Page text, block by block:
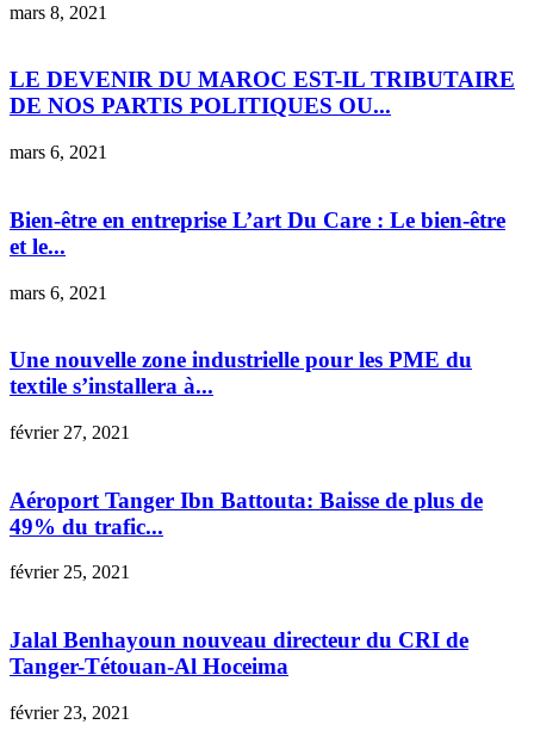
mars 8, 2021
LE DEVENIR DU MAROC EST-IL TRIBUTAIRE
DE NOS PARTIS POLITIQUES OU...
mars 6, 2021
Bien-être en entreprise L’art Du Care : Le bien-être
et le...
mars 6, 2021
Une nouvelle zone industrielle pour les PME du
textile s’installera à...
février 27, 2021
Aéroport Tanger Ibn Battouta: Baisse de plus de
49% du trafic...
février 25, 2021
Jalal Benhayoun nouveau directeur du CRI de
Tanger-Tétouan-Al Hoceima
février 23, 2021